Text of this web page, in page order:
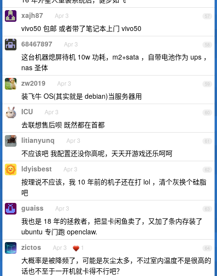
57
xajh87 Apr 3
vivo50 包邮 或者带了笔记本上门 vivo50
58
68467897 Apr 3
这台机器熄屏待机 10w 功耗，m2+sata ，自带电池作为 ups ，
nas 圣体
59
zw2019 Apr 3
装飞牛 OS(其实就是 debian)当服务器用
60
ICU Apr 3
去联想售后呗 既然都在首都
61
litianyunq Apr 3
不应该吧 我配置还没你高呢，天天开游戏还乐呵呵
62
ldyisbest Apr 3
按理说不应该，我 10 年前的机子还在打 lol ，清个灰换个硅脂
吧
63
guaiss Apr 3
我也是 18 年的拯救者，把显卡闲鱼卖了，又加了条内存装了
ubuntu 专门跑 openclaw.
64
zictos Apr 3 1
大概率是被降频了，可能是灰尘太多，不过室内温度不是很高的
话也不至于一开机就卡得不行吧？